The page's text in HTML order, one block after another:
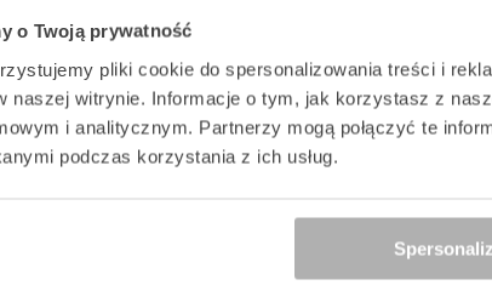
o Twoją prywatność
pliki cookie do spersonalizowania treści i
naszej witrynie. Informacje o tym, jak korzystasz z
i analitycznym. Partnerzy mogą połączyć te
podczas korzystania z ich usług.
w kilka dni.
Zamów paczkę
do St. Eustatius